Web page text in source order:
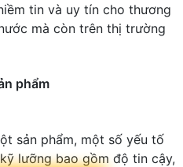
tin và uy tín cho thương
mà còn trên thị trường
phẩm
sản phẩm, một số yếu tố
lưỡng bao gồm độ tin cậy,